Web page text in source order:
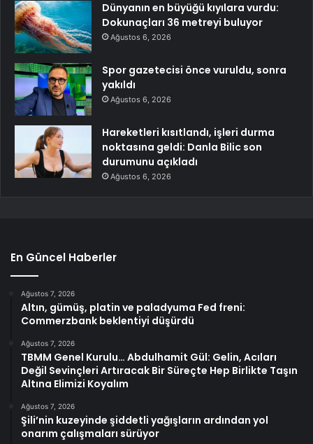
Dünyanın en büyüğü kıyılara vurdu:
Dokunaçları 36 metreyi buluyor
Ağustos 6, 2026
Spor gazetecisi önce vuruldu, sonra
yakıldı
Ağustos 6, 2026
Hareketleri kısıtlandı, işleri durma
noktasına geldi: Danla Bilic son
durumunu açıkladı
Ağustos 6, 2026
En Güncel Haberler
Ağustos 7, 2026
Altın, gümüş, platin ve paladyuma Fed freni:
Commerzbank beklentiyi düşürdü
Ağustos 7, 2026
TBMM Genel Kurulu… Abdulhamit Gül: Gelin, Acıları
Değil Sevinçleri Artıracak Bir Süreçte Hep Birlikte Taşın
Altına Elimizi Koyalım
Ağustos 7, 2026
Şili’nin kuzeyinde şiddetli yağışların ardından yol
onarım çalışmaları sürüyor